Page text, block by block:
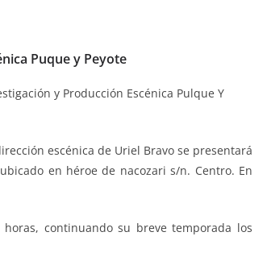
Puque y Peyote
y Producción Escénica Pulque Y
escénica de Uriel Bravo se presentará
ubicado en héroe de nacozari s/n. Centro. En
continuando su breve temporada los